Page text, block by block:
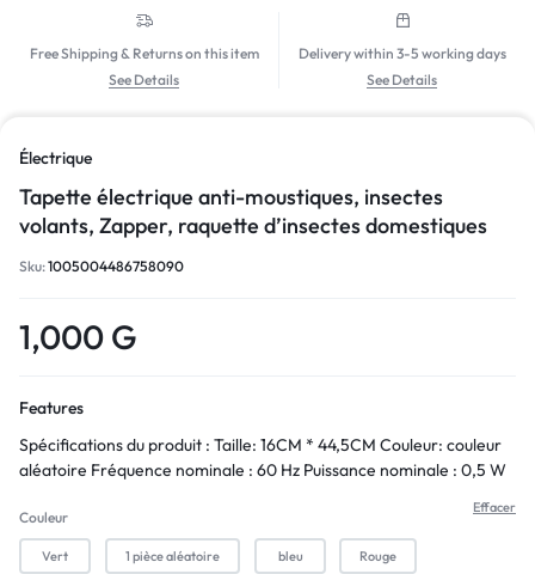
Free Shipping & Returns on this item
See Details
Delivery within 3-5 working days
See Details
Électrique
Tapette électrique anti-moustiques, insectes
volants, Zapper, raquette d’insectes domestiques
Sku:1005004486758090
1,000 G
Features
Spécifications du produit : Taille: 16CM * 44,5CM Couleur: couleur
aléatoire Fréquence nominale : 60 Hz Puissance nominale : 0,5 W
Couleur
Vert 1 pièce aléatoire bleu Rouge
Effacer